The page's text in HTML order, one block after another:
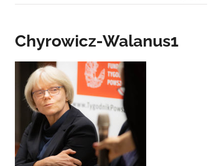
Chyrowicz-Walanus1